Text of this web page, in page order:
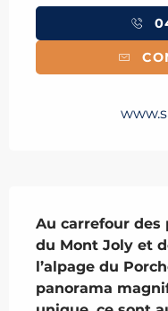
Au carrefour des
du Mont Joly et
l’alpage du
panorama